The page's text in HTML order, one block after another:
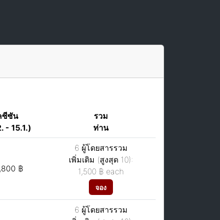
ซีซัน
- 15.1.)
รวม
ท่าน
฿
6 ผู้โดยสารรวม
เพิ่มเติม (สูงสุด 10):
1,500 ฿ each
จอง
6 ผู้โดยสารรวม